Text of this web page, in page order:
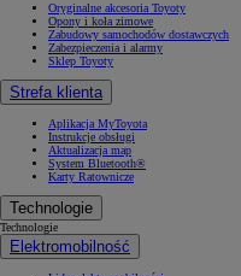
Oryginalne akcesoria Toyoty
Opony i koła zimowe
Zabudowy samochodów dostawczych
Zabezpieczenia i alarmy
Sklep Toyoty
Strefa klienta
Aplikacja MyToyota
Instrukcje obsługi
Aktualizacja map
System Bluetooth®
Karty Ratownicze
Technologie
Technologie
Elektromobilność